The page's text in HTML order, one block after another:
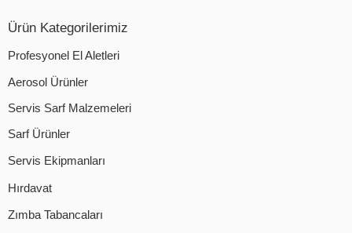
Ürün Kategorilerimiz
Profesyonel El Aletleri
Aerosol Ürünler
Servis Sarf Malzemeleri
Sarf Ürünler
Servis Ekipmanları
Hırdavat
Zımba Tabancaları